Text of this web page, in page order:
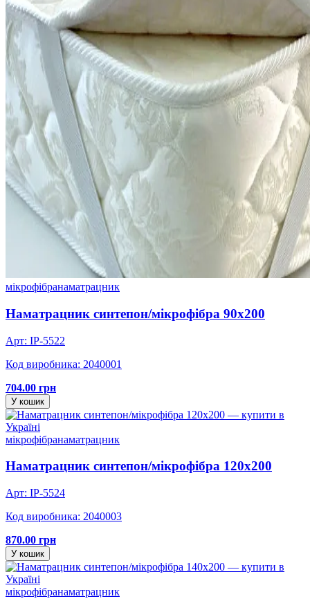
мікрофібранаматрацник
Наматрацник синтепон/мікрофібра 90х200
Арт: IP-5522
Код виробника: 2040001
704.00 грн
У кошик
мікрофібранаматрацник
Наматрацник синтепон/мікрофібра 120х200
Арт: IP-5524
Код виробника: 2040003
870.00 грн
У кошик
мікрофібранаматрацник